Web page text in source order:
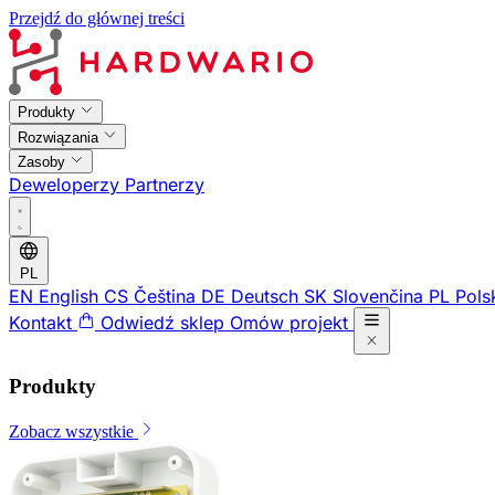
Przejdź do głównej treści
Produkty
Rozwiązania
Zasoby
Deweloperzy Partnerzy
PL
EN English CS Čeština DE Deutsch SK Slovenčina PL
Kontakt
Odwiedź sklep Omów projekt
Produkty
Zobacz wszystkie